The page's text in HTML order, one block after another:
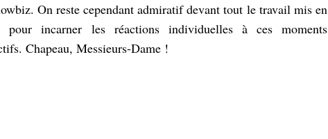
On reste cependant admiratif devant tout le travail mis en
pour incarner les réactions individuelles à ces moments
Chapeau, Messieurs-Dame !